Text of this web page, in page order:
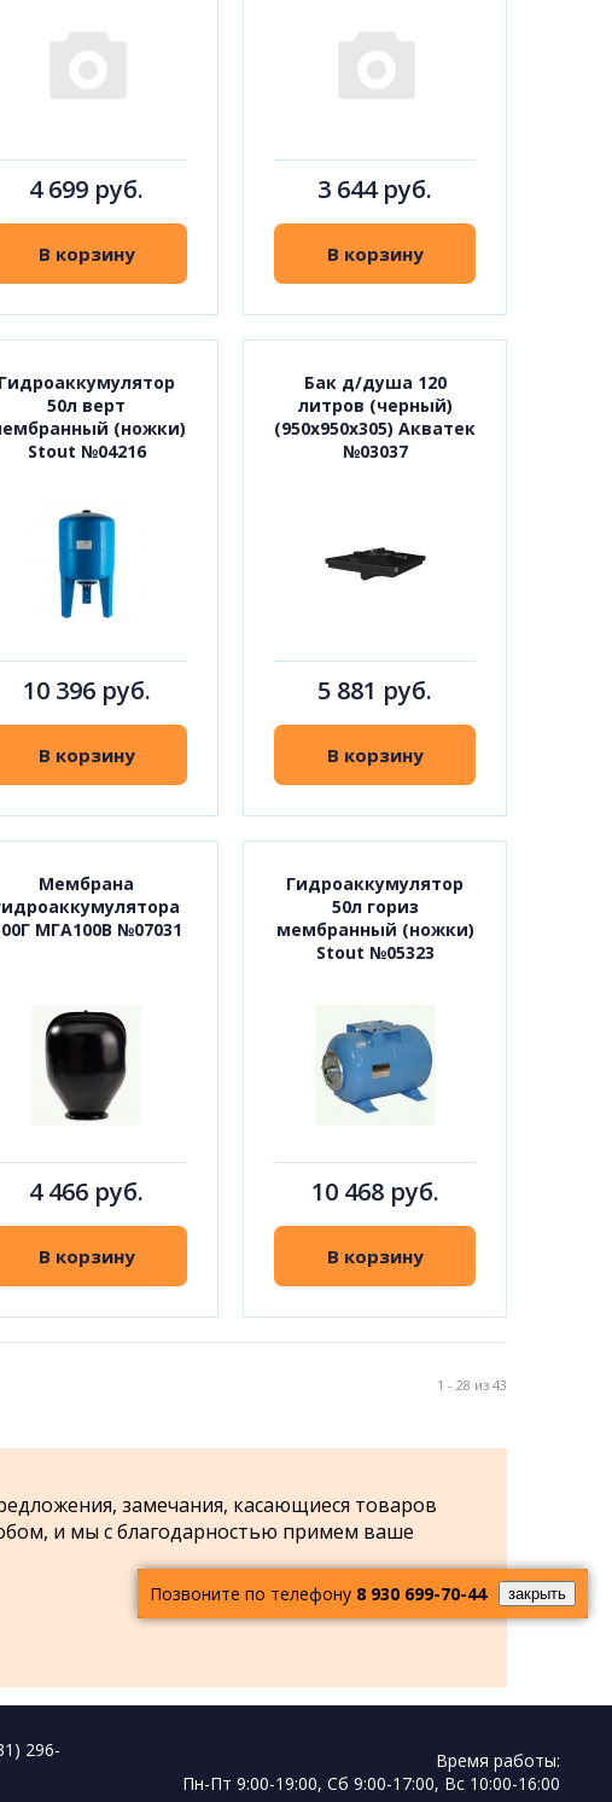
4 699 руб.
В корзину
3 644 руб.
В корзину
Гидроаккумулятор
50л верт
(ножки)
Stout №04216
10 396 руб.
В корзину
Бак д/душа 120
литров (черный)
(950х950х305) Акватек
№03037
5 881 руб.
В корзину
Мембрана
МГА100В №07031
4 466 руб.
В корзину
Гидроаккумулятор
50л гориз
мембранный (ножки)
Stout №05323
10 468 руб.
В корзину
1 - 28 из 43
замечания, касающиеся товаров
и мы с благодарностью примем ваше
Позвоните по телефону 8 930 699-70-44 закрыть
296-
Время работы:
Пн-Пт 9:00-19:00, Cб 9:00-17:00, Вс 10:00-16:00